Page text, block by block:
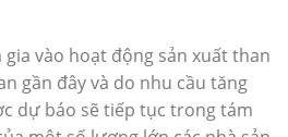
vào hoạt động sản xuất than
gần đây và do nhu cầu tăng
dự báo sẽ tiếp tục trong tám